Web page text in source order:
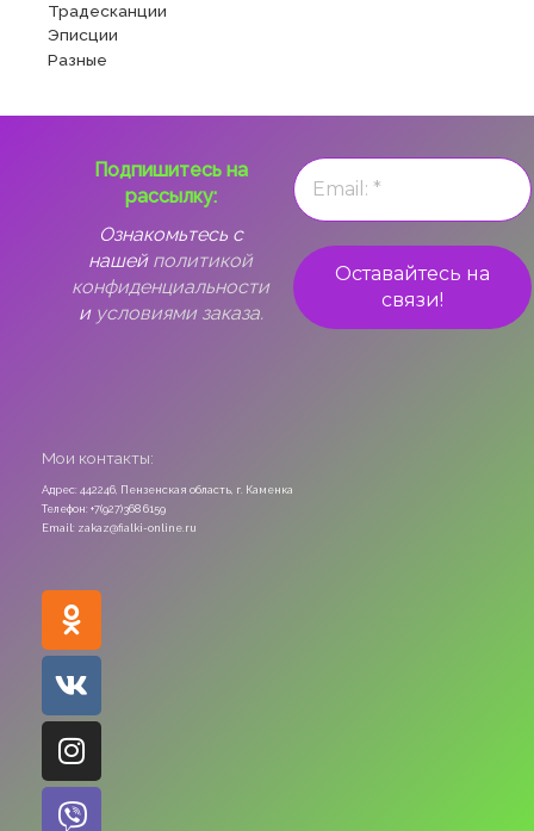
Традесканции
Эписции
Разные
Подпишитесь на
рассылку:
Ознакомьтесь с
нашей политикой
конфиденциальности
и условиями заказа.
Мои контакты:
Адрес: 442246, Пензенская область, г. Каменка
Телефон: +7(927)368 6159
Email: zakaz@fialki-online.ru
Odnoklassniki
Vk
Instagram
Viber
Whatsapp